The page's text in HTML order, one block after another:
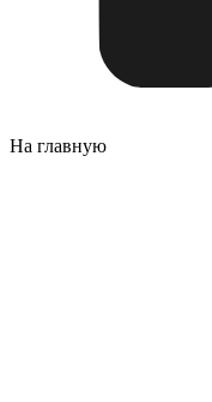
На главную